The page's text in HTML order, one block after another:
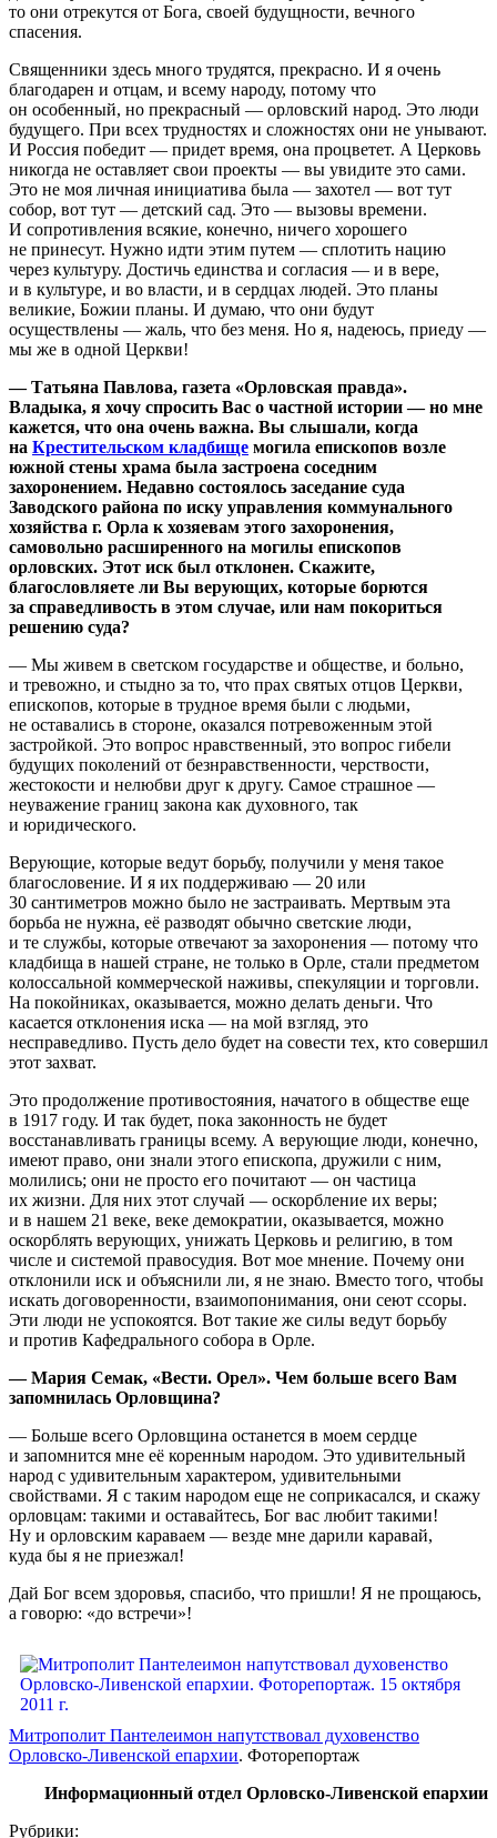
то они отрекутся от Бога, своей будущности, вечного
спасения.
Священники здесь много трудятся, прекрасно. И я очень
благодарен и отцам, и всему народу, потому что
он особенный, но прекрасный — орловский народ. Это люди
будущего. При всех трудностях и сложностях они не унывают.
И Россия победит — придет время, она процветет. А Церковь
никогда не оставляет свои проекты — вы увидите это сами.
Это не моя личная инициатива была — захотел — вот тут
собор, вот тут — детский сад. Это — вызовы времени.
И сопротивления всякие, конечно, ничего хорошего
не принесут. Нужно идти этим путем — сплотить нацию
через культуру. Достичь единства и согласия — и в вере,
и в культуре, и во власти, и в сердцах людей. Это планы
великие, Божии планы. И думаю, что они будут
осуществлены — жаль, что без меня. Но я, надеюсь, приеду —
мы же в одной Церкви!
— Татьяна Павлова, газета «Орловская правда».
Владыка, я хочу спросить Вас о частной истории — но мне
кажется, что она очень важна. Вы слышали, когда
на Крестительском кладбище могила епископов возле
южной стены храма была застроена соседним
захоронением. Недавно состоялось заседание суда
Заводского района по иску управления коммунального
хозяйства г. Орла к хозяевам этого захоронения,
самовольно расширенного на могилы епископов
орловских. Этот иск был отклонен. Скажите,
благословляете ли Вы верующих, которые борются
за справедливость в этом случае, или нам покориться
решению суда?
— Мы живем в светском государстве и обществе, и больно,
и тревожно, и стыдно за то, что прах святых отцов Церкви,
епископов, которые в трудное время были с людьми,
не оставались в стороне, оказался потревоженным этой
застройкой. Это вопрос нравственный, это вопрос гибели
будущих поколений от безнравственности, черствости,
жестокости и нелюбви друг к другу. Самое страшное —
неуважение границ закона как духовного, так
и юридического.
Верующие, которые ведут борьбу, получили у меня такое
благословение. И я их поддерживаю — 20 или
30 сантиметров можно было не застраивать. Мертвым эта
борьба не нужна, её разводят обычно светские люди,
и те службы, которые отвечают за захоронения — потому что
кладбища в нашей стране, не только в Орле, стали предметом
колоссальной коммерческой наживы, спекуляции и торговли.
На покойниках, оказывается, можно делать деньги. Что
касается отклонения иска — на мой взгляд, это
несправедливо. Пусть дело будет на совести тех, кто совершил
этот захват.
Это продолжение противостояния, начатого в обществе еще
в 1917 году. И так будет, пока законность не будет
восстанавливать границы всему. А верующие люди, конечно,
имеют право, они знали этого епископа, дружили с ним,
молились; они не просто его почитают — он частица
их жизни. Для них этот случай — оскорбление их веры;
и в нашем 21 веке, веке демократии, оказывается, можно
оскорблять верующих, унижать Церковь и религию, в том
числе и системой правосудия. Вот мое мнение. Почему они
отклонили иск и объяснили ли, я не знаю. Вместо того, чтобы
искать договоренности, взаимопонимания, они сеют ссоры.
Эти люди не успокоятся. Вот такие же силы ведут борьбу
и против Кафедрального собора в Орле.
— Мария Семак, «Вести. Орел». Чем больше всего Вам
запомнилась Орловщина?
— Больше всего Орловщина останется в моем сердце
и запомнится мне её коренным народом. Это удивительный
народ с удивительным характером, удивительными
свойствами. Я с таким народом еще не соприкасался, и скажу
орловцам: такими и оставайтесь, Бог вас любит такими!
Ну и орловским караваем — везде мне дарили каравай,
куда бы я не приезжал!
Дай Бог всем здоровья, спасибо, что пришли! Я не прощаюсь,
а говорю: «до встречи»!
Митрополит Пантелеимон напутствовал духовенство
Орловско-Ливенской епархии. Фоторепортаж
Информационный отдел Орловско-Ливенской епархии
Рубрики: